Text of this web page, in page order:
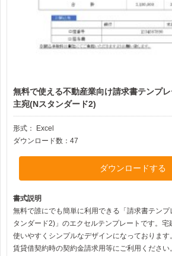
無料で使える不動産業向け請求書テンプ
主宛(Nスタンダード2)
形式：
Excel
ダウンロード数：47
ダウンロードする
書式説明
無料で誰にでも簡単に利用できる「請求書テン
タンダード2)」のエクセルテンプレートです。宅
使いやすくシンプルなデザインになっております
賃貸借契約時の契約金請求用等にご利用くださ